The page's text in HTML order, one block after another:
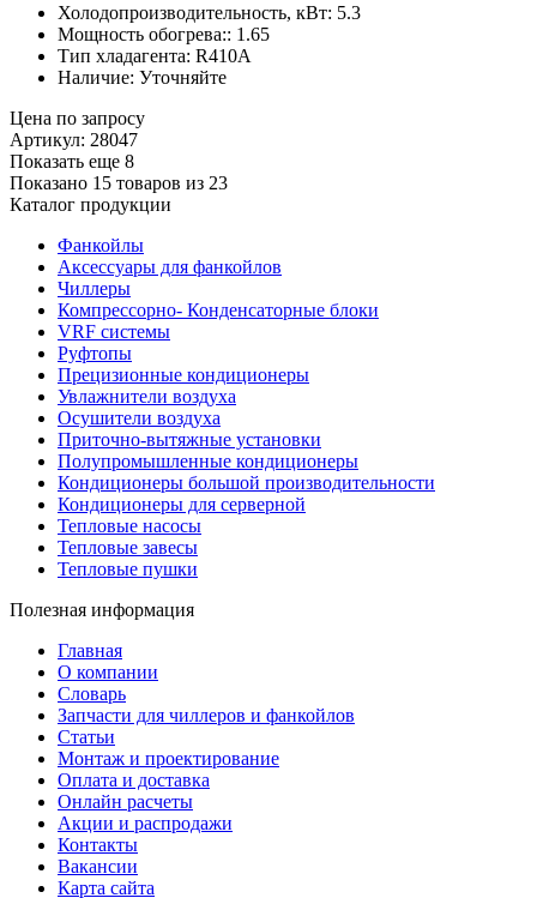
Холодопроизводительность, кВт: 5.3
Мощность обогрева:: 1.65
Тип хладагента: R410A
Наличие: Уточняйте
Цена по запросу
Артикул: 28047
Показать еще 8
Показано 15 товаров из 23
Каталог продукции
Фанкойлы
Аксессуары для фанкойлов
Чиллеры
Компрессорно- Конденсаторные блоки
VRF системы
Руфтопы
Прецизионные кондиционеры
Увлажнители воздуха
Осушители воздуха
Приточно-вытяжные установки
Полупромышленные кондиционеры
Кондиционеры большой производительности
Кондиционеры для серверной
Тепловые насосы
Тепловые завесы
Тепловые пушки
Полезная информация
Главная
О компании
Словарь
Запчасти для чиллеров и фанкойлов
Статьи
Монтаж и проектирование
Оплата и доставка
Онлайн расчеты
Акции и распродажи
Контакты
Вакансии
Карта сайта